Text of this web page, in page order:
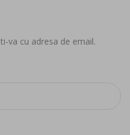
va cu adresa de email.